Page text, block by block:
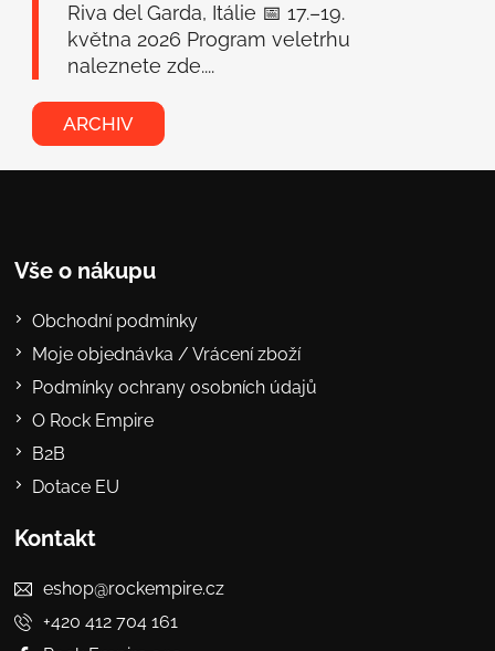
Riva del Garda, Itálie 📅 17.–19.
května 2026 Program veletrhu
naleznete zde....
ARCHIV
Vše o nákupu
Obchodní podmínky
Moje objednávka / Vrácení zboží
Podmínky ochrany osobních údajů
O Rock Empire
B2B
Dotace EU
Kontakt
eshop@rockempire.cz
+420 412 704 161